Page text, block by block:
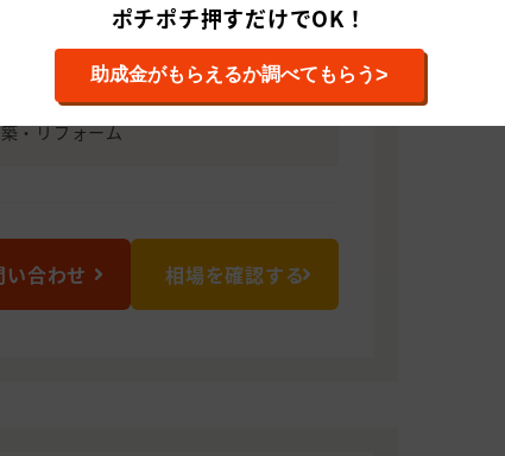
崎県都城市菓子野町11584-118
・リフォーム
い合わせ 相場を確認する
ポチポチ押すだけでOK！
助成金がもらえるか調べてもらう>